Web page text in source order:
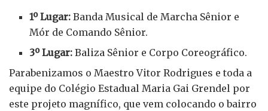
1º Lugar: Banda Musical de Marcha Sênior e
Mór de Comando Sênior.
3º Lugar: Baliza Sênior e Corpo Coreográfico.
Parabenizamos o Maestro Vitor Rodrigues e toda a
equipe do Colégio Estadual Maria Gai Grendel por
este projeto magnífico, que vem colocando o bairro